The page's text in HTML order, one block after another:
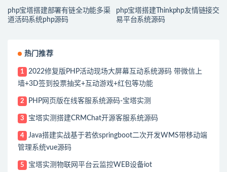
php宝塔搭建部署有链全功能多渠
道活码系统php源码
php宝塔搭建Thinkphp友情链接交
易平台系统源码
热门推荐
1
2022修复版PHP活动现场大屏幕互动系统源码 带微信上
墙+3D签到投票抽奖+互动游戏+红包等功能
2 PHP网页版在线客服系统源码-宝塔实测
3 宝塔实测搭建CRMChat开源客服系统源码
4
Java搭建实战基于若依springboot二次开发WMS带移动端
管理系统vue源码
5 宝塔实测物联网平台云监控WEB设备iot